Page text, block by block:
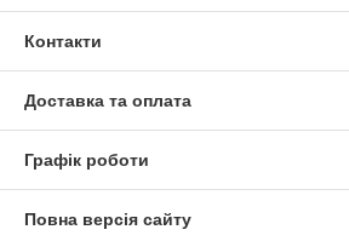
Контакти
Доставка та оплата
Графік роботи
Повна версія сайту